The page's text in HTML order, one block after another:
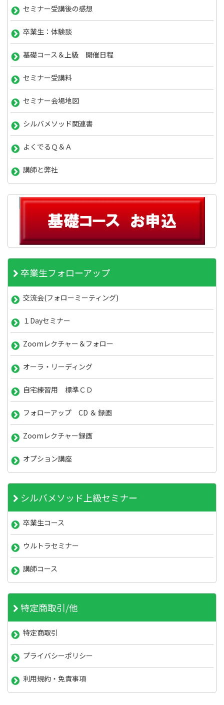
セミナー受講後の感想
卒業生：体験談
基礎コース＆上級 開催日程
セミナー受講料
セミナー会場地図
シルバメソッド関連書
よくでるＱ＆Ａ
講師と弊社
卒業生フォローアップ
交流会(フォローミーティング)
１Dayセミナー
Zoomレクチャー＆フォロー
オーラ・リーディング
自宅練習用 標準ＣＤ
フォローアップ CD ＆ 録画
Zoomレクチャー録画
オプション講座
シルバメソッド上級セミナー
卒業生コース
ウルトラセミナー
講師コース
特定商取引/他
特定商取引
プライバシーポリシー
利用規約・免責事項